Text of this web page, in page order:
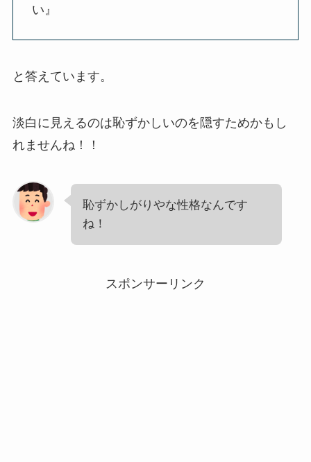
い』
と答えています。
淡白に見えるのは恥ずかしいのを隠すためかもし
れませんね！！
恥ずかしがりやな性格なんです
ね！
スポンサーリンク